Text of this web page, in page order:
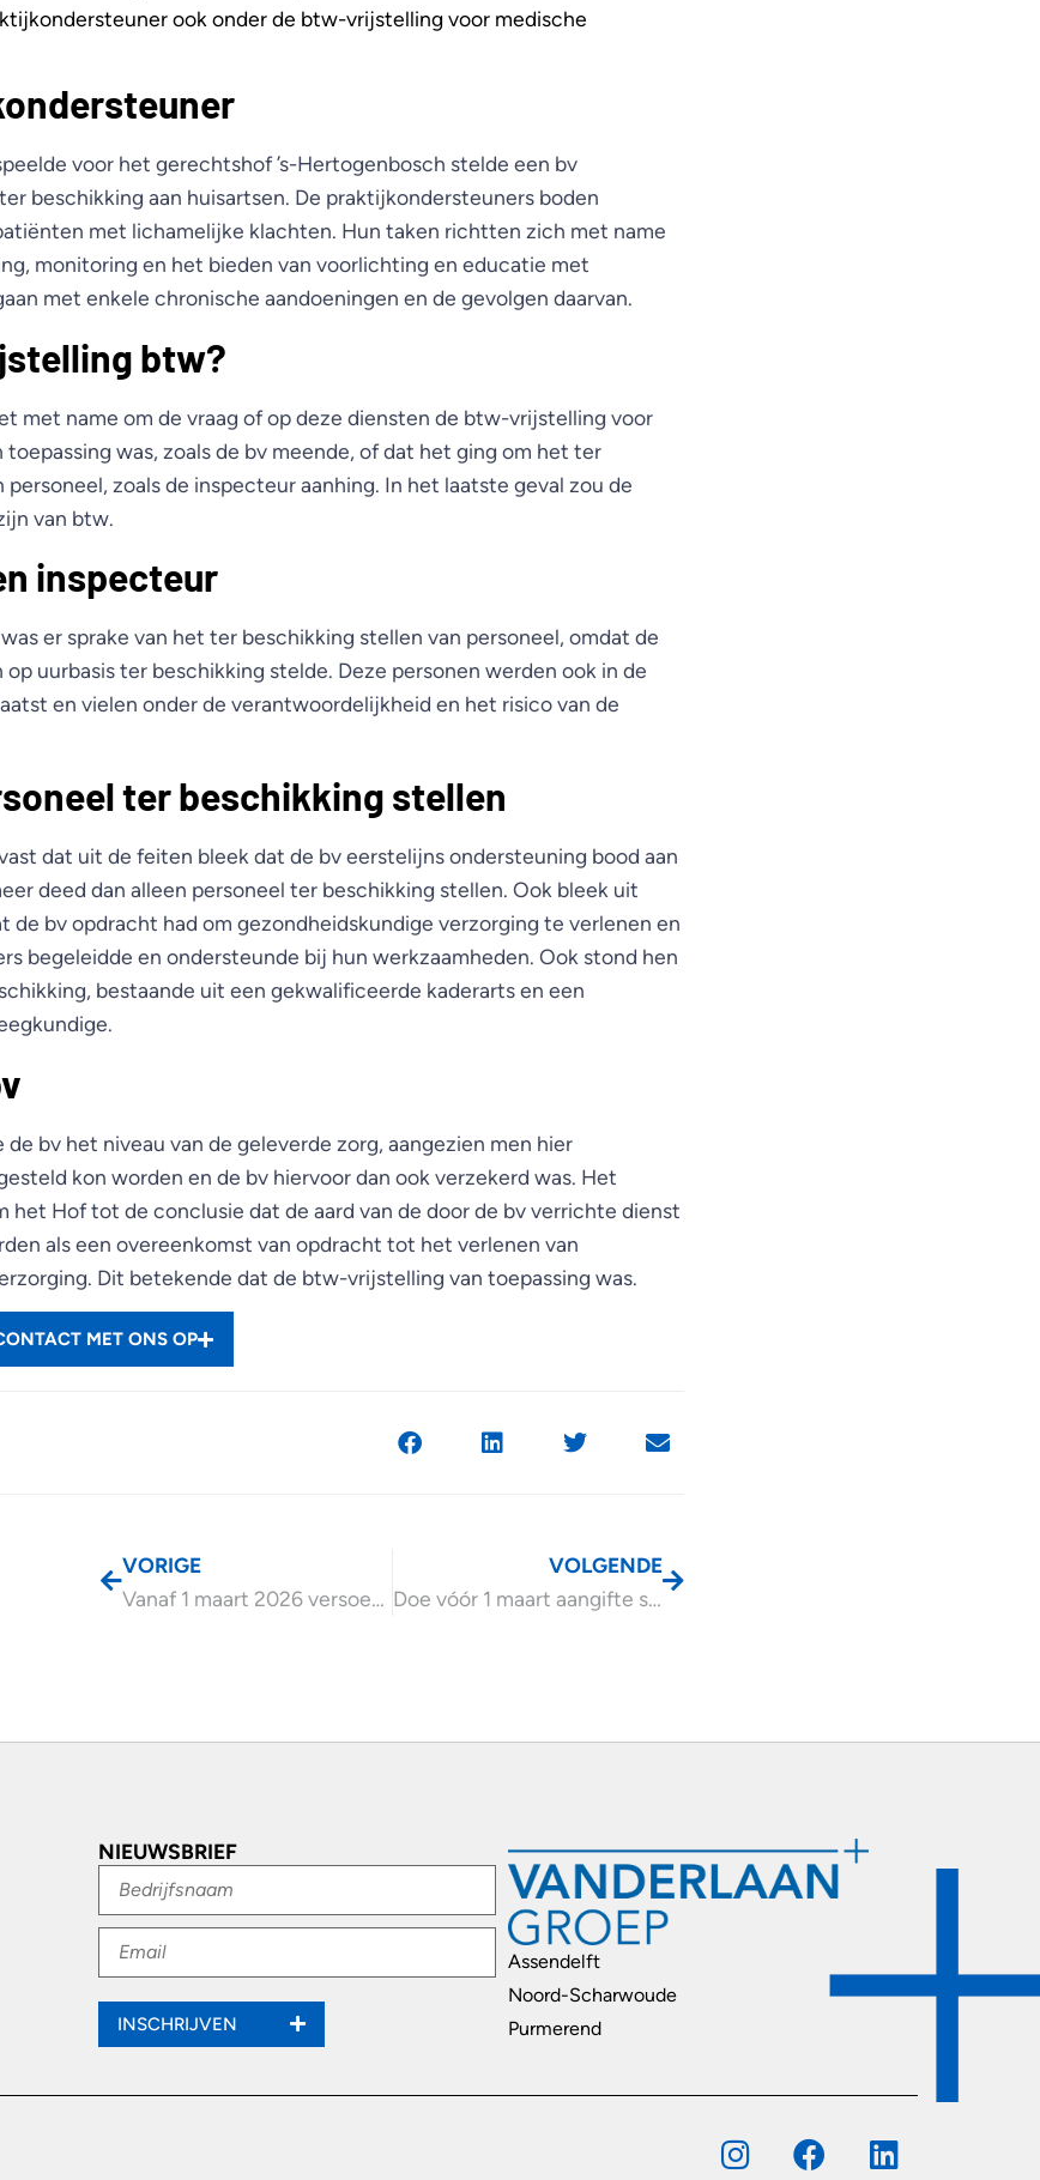
ook onder de btw-vrijstelling voor medische
voor het gerechtshof ’s-Hertogenbosch stelde een bv
beschikking aan huisartsen. De praktijkondersteuners boden
met lichamelijke klachten. Hun taken richtten zich met name
monitoring en het bieden van voorlichting en educatie met
met enkele chronische aandoeningen en de gevolgen daarvan.
btw?
met name om de vraag of op deze diensten de btw-vrijstelling voor
was, zoals de bv meende, of dat het ging om het ter
zoals de inspecteur aanhing. In het laatste geval zou de
van btw.
inspecteur
er sprake van het ter beschikking stellen van personeel, omdat de
uurbasis ter beschikking stelde. Deze personen werden ook in de
en vielen onder de verantwoordelijkheid en het risico van de
ter beschikking stellen
dat uit de feiten bleek dat de bv eerstelijns ondersteuning bood aan
deed dan alleen personeel ter beschikking stellen. Ook bleek uit
de bv opdracht had om gezondheidskundige verzorging te verlenen en
begeleidde en ondersteunde bij hun werkzaamheden. Ook stond hen
bestaande uit een gekwalificeerde kaderarts en een
bv het niveau van de geleverde zorg, aangezien men hier
kon worden en de bv hiervoor dan ook verzekerd was. Het
het Hof tot de conclusie dat de aard van de door de bv verrichte dienst
als een overeenkomst van opdracht tot het verlenen van
Dit betekende dat de btw-vrijstelling van toepassing was.
MET ONS OP
VORIGE
Vanaf 1 maart 2026 versoepelde voorwaarden loondispensatie
VOLGENDE
Doe vóór 1 maart aangifte schenkbelasting 2025
NIEUWSBRIEF
INSCHRIJVEN
Assendelft
Noord-Scharwoude
Purmerend